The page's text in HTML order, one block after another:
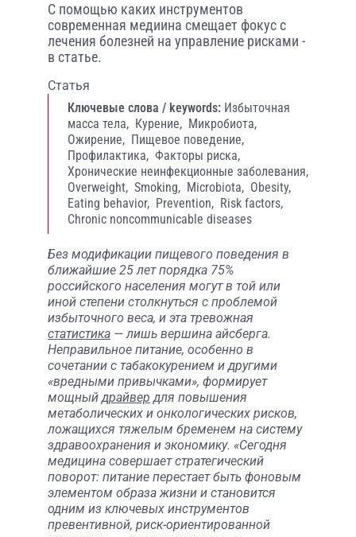
С помощью каких инструментов
современная медиина смещает фокус с
лечения болезней на управление рисками -
в статье.
Статья
Ключевые слова / keywords: Избыточная
масса тела, Курение, Микробиота,
Ожирение, Пищевое поведение,
Профилактика, Факторы риска,
Хронические неинфекционные заболевания,
Overweight, Smoking, Microbiota, Obesity,
Eating behavior, Prevention, Risk factors,
Chronic noncommunicable diseases
Без модификации пищевого поведения в
ближайшие 25 лет порядка 75%
российского населения могут в той или
иной степени столкнуться с проблемой
избыточного веса, и эта тревожная
статистика — лишь вершина айсберга.
Неправильное питание, особенно в
сочетании с табакокурением и другими
«вредными привычками», формирует
мощныйдрайвер для повышения
метаболических и онкологических рисков,
ложащихся тяжелым бременем на систему
здравоохранения и экономику. «Сегодня
медицина совершает стратегический
поворот: питание перестает быть фоновым
элементом образа жизни и становится
одним из ключевых инструментов
превентивной, риск-ориентированной